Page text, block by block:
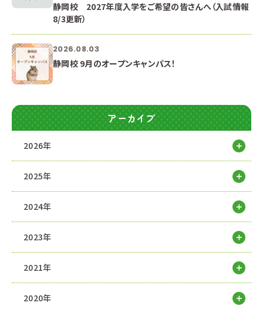
静岡校 2027年度入学をご希望の皆さんへ（入試情報
8/3更新）
2026.08.03
静岡校 9月のオープンキャンパス！
アーカイブ
2026年
2025年
2024年
2023年
2021年
2020年